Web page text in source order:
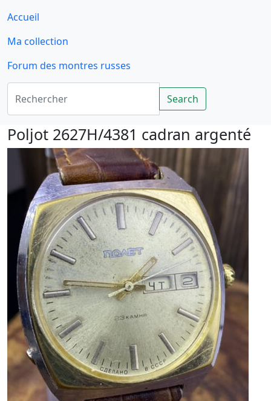
Accueil
Ma collection
Forum des montres russes
Rechercher
Search
Poljot 2627H/4381 cadran argenté